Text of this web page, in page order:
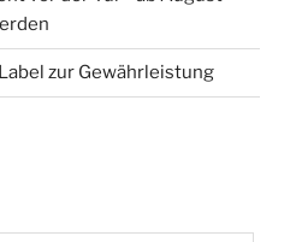
zur Gewährleistung